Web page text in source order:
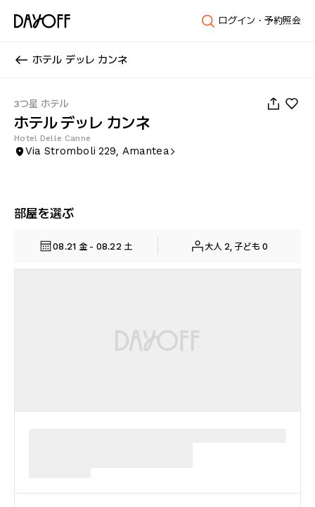
ログイン・予約照会
ホテル デッレ カンネ
3つ星 ホテル
ホテル デッレ カンネ
Hotel Delle Canne
Via Stromboli 229, Amantea
部屋を選ぶ
08.21 金 - 08.22 土 大人 2, 子ども 0